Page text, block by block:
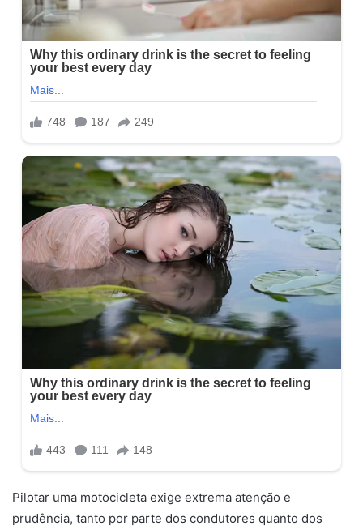
Pilotar uma motocicleta exige extrema atenção e
prudência, tanto por parte dos condutores quanto dos